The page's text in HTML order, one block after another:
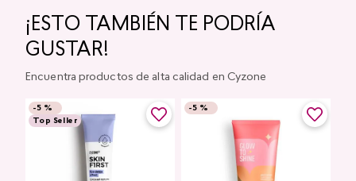
¡ESTO TAMBIÉN TE PODRÍA
GUSTAR!
Encuentra productos de alta calidad en Cyzone
-5 %
Top Seller
-5 %